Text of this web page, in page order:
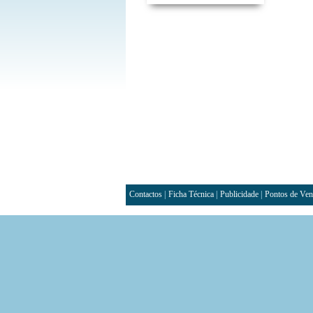
Contactos| Ficha Técnica| Publicidade| Pontos de